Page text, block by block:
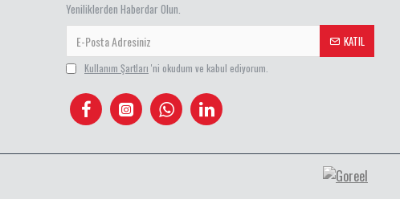
Yeniliklerden Haberdar Olun.
KATIL
Kullanım Şartları 'ni okudum ve kabul ediyorum.